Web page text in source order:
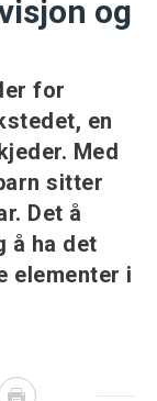
og
for
en
Med
sitter
Det å
å ha det
elementer i